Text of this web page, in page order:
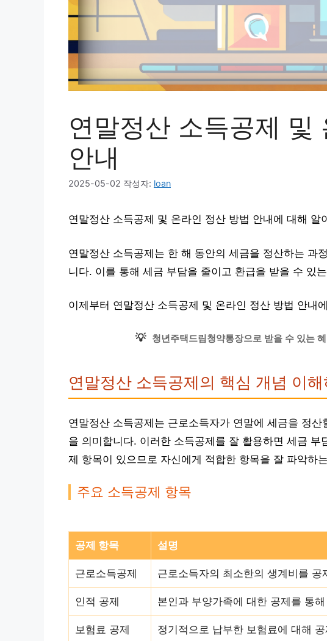
연말정산 소득공제 및
안내
2025-05-02 작성자: loan
연말정산 소득공제 및 온라인 정산 방법 안내에 대해 알
연말정산 소득공제는 한 해 동안의 세금을 정산하는 과
니다. 이를 통해 세금 부담을 줄이고 환급을 받을 수 있
이제부터 연말정산 소득공제 및 온라인 정산 방법 안내
💡 청년주택드림청약통장으로 받을 수 있는
연말정산 소득공제의 핵심 개념 이해
연말정산 소득공제는 근로소득자가 연말에 세금을 정
을 의미합니다. 이러한 소득공제를 잘 활용하면 세금
제 항목이 있으므로 자신에게 적합한 항목을 잘 파악하
주요 소득공제 항목
공제 항목 설명
근로소득공제 근로소득자의 최소한의 생계비를
인적 공제 본인과 부양가족에 대한 공제를 통
보험료 공제 정기적으로 납부한 보험료에 대해